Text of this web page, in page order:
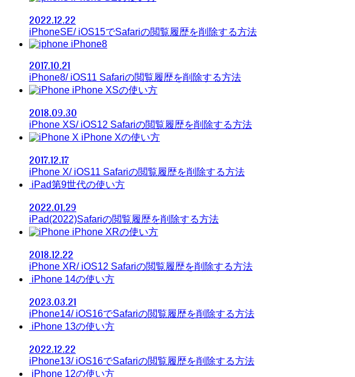
2022.12.22
iPhoneSE/ iOS15でSafariの閲覧履歴を削除する方法
iPhone8
2017.10.21
iPhone8/ iOS11 Safariの閲覧履歴を削除する方法
iPhone XSの使い方
2018.09.30
iPhone XS/ iOS12 Safariの閲覧履歴を削除する方法
iPhone Xの使い方
2017.12.17
iPhone X/ iOS11 Safariの閲覧履歴を削除する方法
iPad第9世代の使い方
2022.01.29
iPad(2022)Safariの閲覧履歴を削除する方法
iPhone XRの使い方
2018.12.22
iPhone XR/ iOS12 Safariの閲覧履歴を削除する方法
iPhone 14の使い方
2023.03.21
iPhone14/ iOS16でSafariの閲覧履歴を削除する方法
iPhone 13の使い方
2022.12.22
iPhone13/ iOS16でSafariの閲覧履歴を削除する方法
iPhone 12の使い方